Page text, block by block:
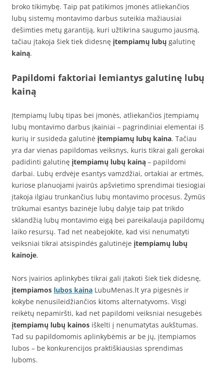
broko tikimybę. Taip pat patikimos įmonės atliekančios
lubų sistemų montavimo darbus suteikia mažiausiai
dešimties metų garantiją, kuri užtikrina saugumo jausmą,
tačiau įtakoja šiek tiek didesnę įtempiamų lubų galutinę
kainą.
Papildomi faktoriai lemiantys galutinę lubų
kainą
Įtempiamų lubų tipas bei įmonės, atliekančios įtempiamų
lubų montavimo darbus įkainiai – pagrindiniai elementai iš
kurių ir susideda galutinė įtempiamų lubų kaina. Tačiau
yra dar vienas papildomas veiksnys, kuris tikrai gali gerokai
padidinti galutinę įtempiamų lubų kainą – papildomi
darbai. Lubų erdvėje esantys vamzdžiai, ortakiai ar ertmės,
kuriose planuojami įvairūs apšvietimo sprendimai tiesiogiai
įtakoja ilgiau trunkančius lubų montavimo procesus. Žymūs
trūkumai esantys bazinėje lubų dalyje taip pat trikdo
sklandžią lubų montavimo eigą bei pareikalauja papildomų
laiko resursų. Tad net neabejokite, kad visi nenumatyti
veiksniai tikrai atsispindės galutinėje įtempiamų lubų
kainoje.
Nors įvairios aplinkybės tikrai gali įtakoti šiek tiek didesnę,
įtempiamos lubos kaina LubuMenas.lt yra pigesnės ir
kokybe nenusileidžiančios kitoms alternatyvoms. Visgi
reikėtų nepamiršti, kad net papildomi veiksniai nesugebės
įtempiamų lubų kainos iškelti į nenumatytas aukštumas.
Tad su papildomomis aplinkybėmis ar be jų, įtempiamos
lubos – be konkurencijos praktiškiausias sprendimas
luboms.